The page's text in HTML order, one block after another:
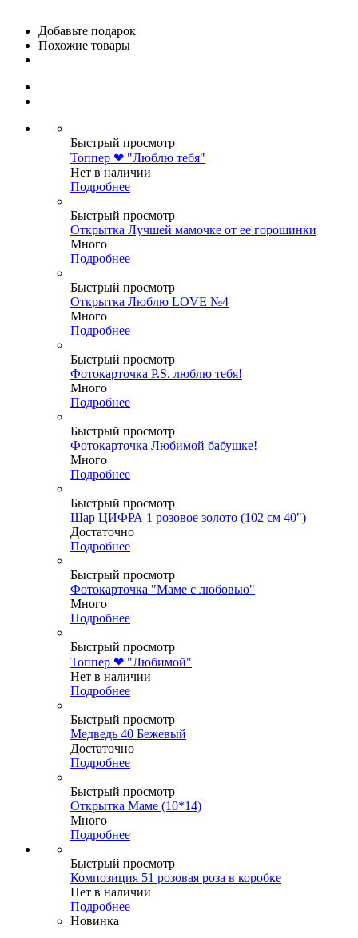
Добавьте подарок
Похожие товары
Быстрый просмотр
Топпер ❤ "Люблю тебя"
Нет в наличии
Подробнее
Быстрый просмотр
Открытка Лучшей мамочке от ее горошинки
Много
Подробнее
Быстрый просмотр
Открытка Люблю LOVE №4
Много
Подробнее
Быстрый просмотр
Фотокарточка P.S. люблю тебя!
Много
Подробнее
Быстрый просмотр
Фотокарточка Любимой бабушке!
Много
Подробнее
Быстрый просмотр
Шар ЦИФРА 1 розовое золото (102 см 40")
Достаточно
Подробнее
Быстрый просмотр
Фотокарточка "Маме с любовью"
Много
Подробнее
Быстрый просмотр
Топпер ❤ "Любимой"
Нет в наличии
Подробнее
Быстрый просмотр
Медведь 40 Бежевый
Достаточно
Подробнее
Быстрый просмотр
Открытка Маме (10*14)
Много
Подробнее
Быстрый просмотр
Композиция 51 розовая роза в коробке
Нет в наличии
Подробнее
Новинка